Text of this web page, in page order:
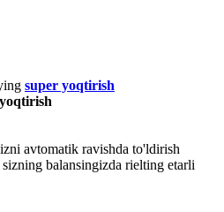
super yoqtirish
avtomatik ravishda to'ldirish
balansingizda rielting etarli